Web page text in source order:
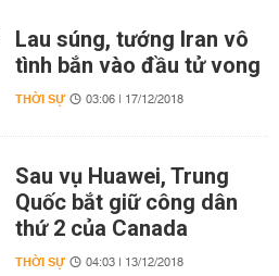
Lau súng, tướng Iran vô
tình bắn vào đầu tử vong
THỜI SỰ 03:06 | 17/12/2018
Sau vụ Huawei, Trung
Quốc bắt giữ công dân
thứ 2 của Canada
THỜI SỰ 04:03 | 13/12/2018